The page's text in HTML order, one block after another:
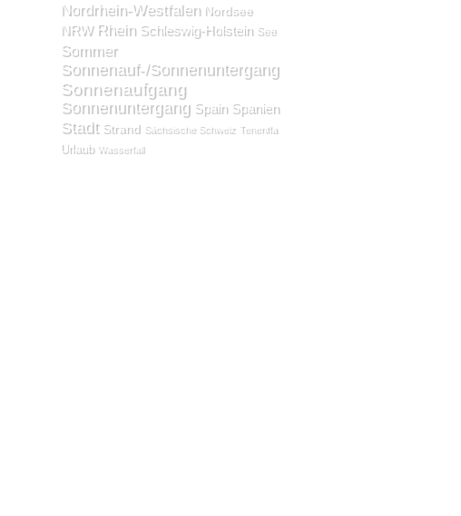
Nordrhein-Westfalen Nordsee
NRW Rhein Schleswig-Holstein See
Sommer
Sonnenauf-/Sonnenuntergang
Sonnenaufgang
Sonnenuntergang Spain Spanien
Stadt Strand Sächsische Schweiz Teneriffa
Urlaub Wasserfall